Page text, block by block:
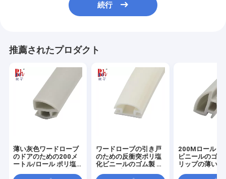
続行
推薦されたプロダクト
薄い灰色ワードローブ
のドアのための200メ
ートル/ロール ポリ塩
ワードローブの引き戸
のための反衝突ポリ塩
化ビニールのゴム製 ス
200Mロール ポ
ビニールのゴム
リップの薄い